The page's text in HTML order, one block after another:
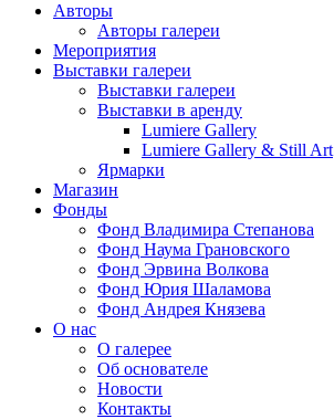
Авторы
Авторы галереи
Мероприятия
Выставки галереи
Выставки галереи
Выставки в аренду
Lumiere Gallery
Lumiere Gallery & Still Art
Ярмарки
Магазин
Фонды
Фонд Владимира Степанова
Фонд Наума Грановского
Фонд Эрвина Волкова
Фонд Юрия Шаламова
Фонд Андрея Князева
О нас
О галерее
Об основателе
Новости
Контакты